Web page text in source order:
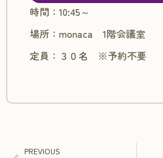
時間：10:45～
場所：monaca 1階会議室
定員：３０名 ※予約不要
PREVIOUS